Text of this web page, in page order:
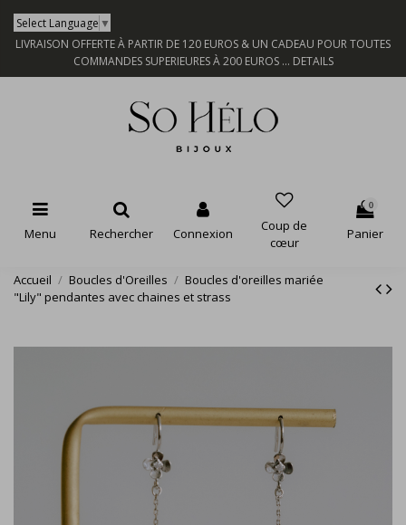
Select Language ▼
LIVRAISON OFFERTE À PARTIR DE 120 EUROS & UN CADEAU POUR TOUTES
COMMANDES SUPERIEURES À 200 EUROS ... DETAILS
Menu Rechercher Connexion
Coup de
cœur
0
Panier
Accueil Boucles d'Oreilles
Boucles d'oreilles mariée
"Lily" pendantes avec chaines et strass